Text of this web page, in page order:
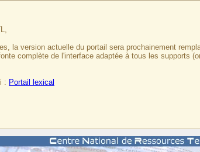
la version actuelle du portail sera prochainement
complète de l'interface adaptée à tous les supports
: Portail lexical